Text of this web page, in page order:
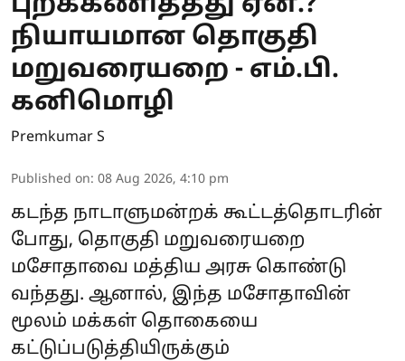
நியாயமான தொகுதி
மறுவரையறை - எம்.பி.
கனிமொழி
Premkumar S
Published on: 08 Aug 2026, 4:10 pm
கடந்த நாடாளுமன்றக் கூட்டத்தொடரின்
போது, தொகுதி மறுவரையறை
மசோதாவை மத்திய அரசு கொண்டு
வந்தது. ஆனால், இந்த மசோதாவின்
மூலம் மக்கள் தொகையை
கட்டுப்படுத்தியிருக்கும்